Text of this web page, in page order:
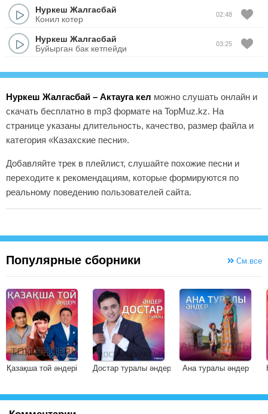
Нуркеш Жалгасбай
Конил котер
02:48
Нуркеш Жалгасбай
Буйырган бак кетпейди
03:25
Нуркеш Жалгасбай – Актауга кел можно слушать онлайн и
скачать бесплатно в mp3 формате на TopMuz.kz. На
странице указаны длительность, качество, размер файла и
категория «Казахские песни».
Добавляйте трек в плейлист, слушайте похожие песни и
переходите к рекомендациям, которые формируются по
реальному поведению пользователей сайта.
Популярные сборники См.все
Қазақша той әндері Достар туралы әндер Ана туралы әндер